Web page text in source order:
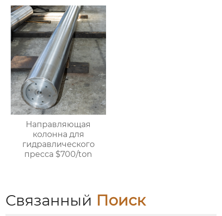
поршневой шток,
линейный стальной
вал, вал с линейными
подшипниками,
жесткий
хромированный
полированный вал.
Возможна
индивидуальная
настройка, прямая
продажа с завода.
Направляющая
колонна для
гидравлического
пресса $700/ton
Связанный Поиск